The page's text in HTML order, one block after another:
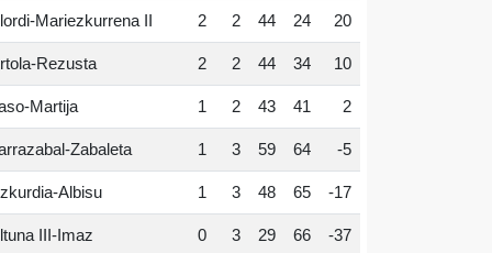
Mariezkurrena II 2 2 44 24 20
Rezusta 2 2 44 34 10
Martija 1 2 43 41 2
Zabaleta 1 3 59 64 -5
Albisu 1 3 48 65 -17
III-Imaz 0 3 29 66 -37